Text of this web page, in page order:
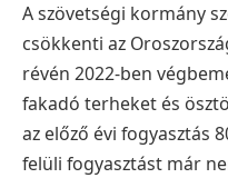
A szövetségi kormány
csökkenti az
révén 2022-ben
fakadó terheket és
az előző évi fogyasztás
felüli fogyasztást már